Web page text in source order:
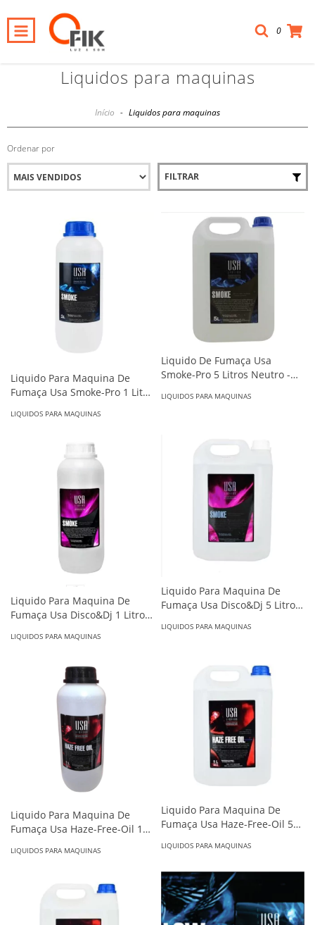
0
Liquidos para maquinas
Início - Liquidos para maquinas
Ordenar por
FILTRAR
Liquido Para Maquina De
Fumaça Usa Smoke-Pro 1 Litro
LIQUIDOS PARA MAQUINAS
Liquido De Fumaça Usa
Smoke-Pro 5 Litros Neutro -
LIQUIDOS PARA MAQUINAS
Liquido Para Maquina De
Fumaça Usa Disco&Dj 1 Litro
LIQUIDOS PARA MAQUINAS
Liquido Para Maquina De
Fumaça Usa Disco&Dj 5 Litros
LIQUIDOS PARA MAQUINAS
Liquido Para Maquina De
Fumaça Usa Haze-Free-Oil 1
LIQUIDOS PARA MAQUINAS
Liquido Para Maquina De
Fumaça Usa Haze-Free-Oil 5
LIQUIDOS PARA MAQUINAS